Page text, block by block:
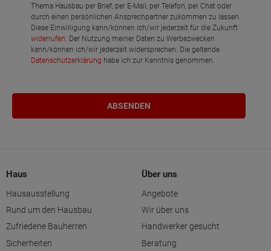
Thema Hausbau per Brief, per E-Mail, per Telefon, per Chat oder
durch einen persönlichen Ansprechpartner zukommen zu lassen.
Diese Einwilligung kann/können ich/wir jederzeit für die Zukunft
widerrufen. Der Nutzung meiner Daten zu Werbezwecken
kann/können ich/wir jederzeit widersprechen. Die geltende
Datenschutzerklärung habe ich zur Kenntnis genommen.
Haus
Hausausstellung
Rund um den Hausbau
Zufriedene Bauherren
Sicherheiten
Über uns
Angebote
Wir über uns
Handwerker gesucht
Beratung